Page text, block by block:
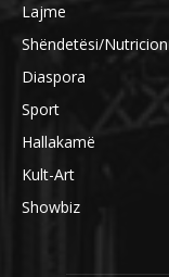
Lajme
Shëndetësi/Nutricion
Diaspora
Sport
Hallakamë
Kult-Art
Showbiz